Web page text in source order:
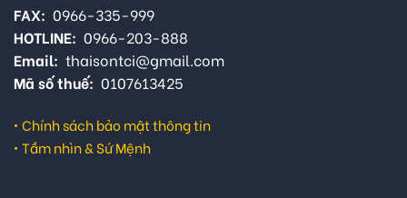
FAX: 0966-335-999
HOTLINE: 0966-203-888
Email: thaisontci@gmail.com
Mã số thuế: 0107613425
• Chính sách bảo mật thông tin
• Tầm nhìn & Sứ Mệnh